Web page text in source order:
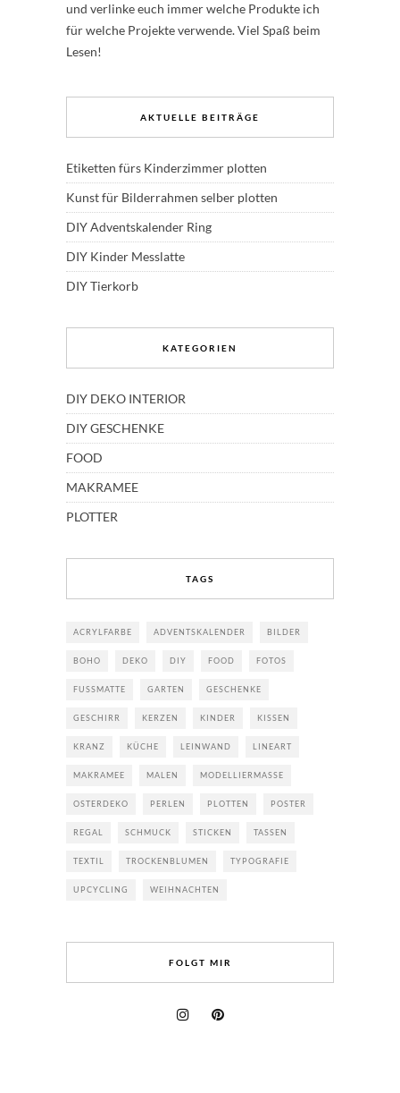
und verlinke euch immer welche Produkte ich
für welche Projekte verwende. Viel Spaß beim
Lesen!
AKTUELLE BEITRÄGE
Etiketten fürs Kinderzimmer plotten
Kunst für Bilderrahmen selber plotten
DIY Adventskalender Ring
DIY Kinder Messlatte
DIY Tierkorb
KATEGORIEN
DIY DEKO INTERIOR
DIY GESCHENKE
FOOD
MAKRAMEE
PLOTTER
TAGS
ACRYLFARBE ADVENTSKALENDER BILDER
BOHO DEKO DIY FOOD FOTOS
FUSSMATTE GARTEN GESCHENKE
GESCHIRR KERZEN KINDER KISSEN
KRANZ KÜCHE LEINWAND LINEART
MAKRAMEE MALEN MODELLIERMASSE
OSTERDEKO PERLEN PLOTTEN POSTER
REGAL SCHMUCK STICKEN TASSEN
TEXTIL TROCKENBLUMEN TYPOGRAFIE
UPCYCLING WEIHNACHTEN
FOLGT MIR